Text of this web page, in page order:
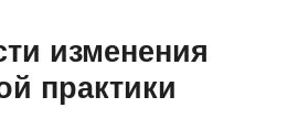
изменения
практики